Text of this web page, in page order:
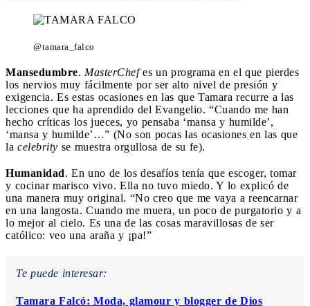
@tamara_falco
Mansedumbre. MasterChefes un programa en el que pierdes
los nervios muy fácilmente por ser alto nivel de presión y
exigencia. Es estas ocasiones en las que Tamara recurre a las
lecciones que ha aprendido del Evangelio. “Cuando me han
hecho críticas los jueces, yo pensaba ‘mansa y humilde’,
‘mansa y humilde’…” (No son pocas las ocasiones en las que
la celebrity se muestra orgullosa de su fe).
Humanidad. En uno de los desafíos tenía que escoger, tomar
y cocinar marisco vivo. Ella no tuvo miedo. Y lo explicó de
una manera muy original. “No creo que me vaya a reencarnar
en una langosta. Cuando me muera, un poco de purgatorio y a
lo mejor al cielo. Es una de las cosas maravillosas de ser
católico: veo una araña y ¡pa!”
Te puede interesar:
Tamara Falcó: Moda, glamour y blogger de Dios